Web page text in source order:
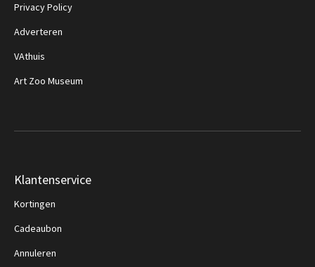
Privacy Policy
Adverteren
VAthuis
Art Zoo Museum
Klantenservice
Kortingen
Cadeaubon
Annuleren